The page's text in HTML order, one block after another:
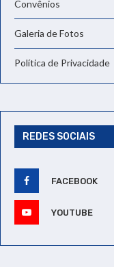
Convênios
Galeria de Fotos
Política de Privacidade
REDES SOCIAIS
FACEBOOK
YOUTUBE